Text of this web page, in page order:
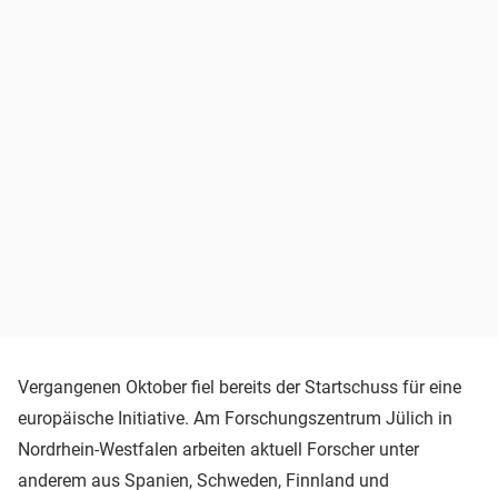
Vergangenen Oktober fiel bereits der Startschuss für eine
europäische Initiative. Am Forschungszentrum Jülich in
Nordrhein-Westfalen arbeiten aktuell Forscher unter
anderem aus Spanien, Schweden, Finnland und